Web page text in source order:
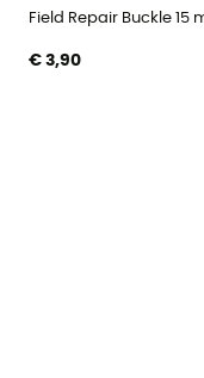
Field Repair Buckle 15
€ 3,90